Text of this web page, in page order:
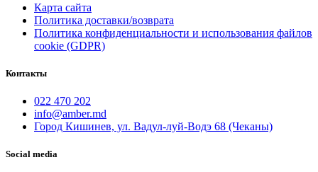
Карта сайта
Политика доставки/возврата
Политика конфиденциальности и использования файлов
cookie (GDPR)
Контакты
022 470 202
info@amber.md
Город Кишинев, ул. Вадул-луй-Водэ 68 (Чеканы)
Social media